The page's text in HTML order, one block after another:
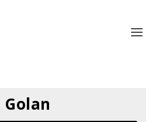
Golan